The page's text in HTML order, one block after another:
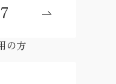
の方